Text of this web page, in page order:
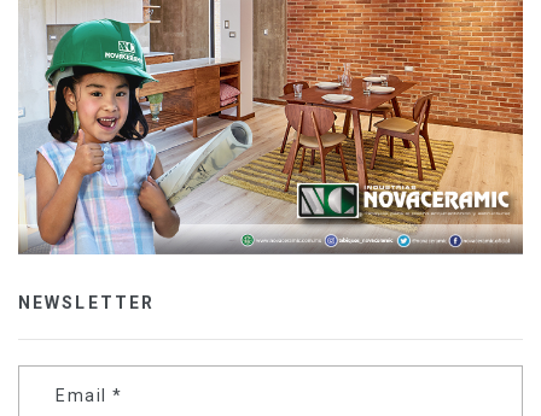
NEWSLETTER
Email *